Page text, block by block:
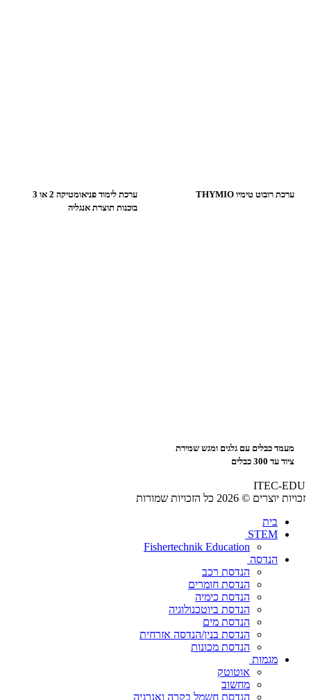
ערכת רובוט טימיו THYMIO
ערכת לימוד פניאומטיקה 2 או 3
בוכנות תוצרת אנגליה
מעמד כבלים עם גלגים ומגש שמירת
ציוד עד 300 כבלים
ITEC-EDU
זכויות יוצרים © 2026 כל הזכויות שמורות
בית
STEM
Fishertechnik Education
הנדסה
הנדסת רכב
הנדסת חומרים
הנדסת כימיה
הנדסת ביוטכנולוגיה
הנדסת מים
הנדסת בנין/הנדסה אזרחית
הנדסת מכונות
מגמות
אוטוטק
מחשוב
הנדסת חשמל בקרה ואנרגיה